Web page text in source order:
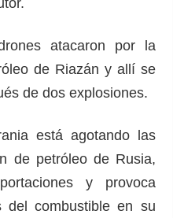
atacaron por la
de Riazán y allí se
de dos explosiones.
está agotando las
de petróleo de Rusia,
y provoca
del combustible en su